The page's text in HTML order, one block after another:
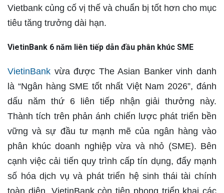
Vietbank củng cố vị thế và chuẩn bị tốt hơn cho mục
tiêu tăng trưởng dài hạn.
VietinBank 6 năm liên tiếp dẫn đầu phân khúc SME
VietinBank vừa được The Asian Banker vinh danh
là “Ngân hàng SME tốt nhất Việt Nam 2026”, đánh
dấu năm thứ 6 liên tiếp nhận giải thưởng này.
Thành tích trên phản ánh chiến lược phát triển bền
vững và sự đầu tư mạnh mẽ của ngân hàng vào
phân khúc doanh nghiệp vừa và nhỏ (SME). Bên
cạnh việc cải tiến quy trình cấp tín dụng, đẩy mạnh
số hóa dịch vụ và phát triển hệ sinh thái tài chính
toàn diện, VietinBank còn tiên phong triển khai các